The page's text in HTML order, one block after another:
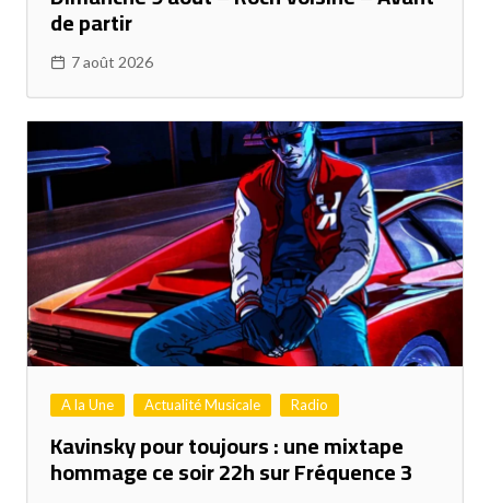
de partir
7 août 2026
A la Une Actualité Musicale Radio
Kavinsky pour toujours : une mixtape
hommage ce soir 22h sur Fréquence 3